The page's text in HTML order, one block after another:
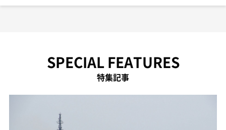
SPECIAL FEATURES
特集記事